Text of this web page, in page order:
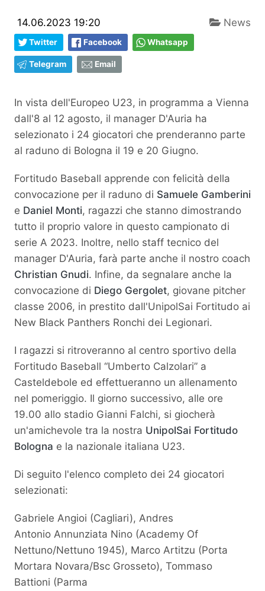
14.06.2023 19:20 News
Twitter Facebook Whatsapp
Telegram Email
In vista dell'Europeo U23, in programma a Vienna
dall'8 al 12 agosto, il manager D'Auria ha
selezionato i 24 giocatori che prenderanno parte
al raduno di Bologna il 19 e 20 Giugno.
Fortitudo Baseball apprende con felicità della
convocazione per il raduno di Samuele Gamberini
e Daniel Monti, ragazzi che stanno dimostrando
tutto il proprio valore in questo campionato di
serie A 2023. Inoltre, nello staff tecnico del
manager D'Auria, farà parte anche il nostro coach
Christian Gnudi. Infine, da segnalare anche la
convocazione di Diego Gergolet, giovane pitcher
classe 2006, in prestito dall'UnipolSai Fortitudo ai
New Black Panthers Ronchi dei Legionari.
I ragazzi si ritroveranno al centro sportivo della
Fortitudo Baseball “Umberto Calzolari” a
Casteldebole ed effettueranno un allenamento
nel pomeriggio. Il giorno successivo, alle ore
19.00 allo stadio Gianni Falchi, si giocherà
un'amichevole tra la nostra UnipolSai Fortitudo
Bologna e la nazionale italiana U23.
Di seguito l'elenco completo dei 24 giocatori
selezionati:
Gabriele Angioi (Cagliari), Andres
Antonio Annunziata Nino (Academy Of
Nettuno/Nettuno 1945), Marco Artitzu (Porta
Mortara Novara/Bsc Grosseto), Tommaso
Battioni (Parma